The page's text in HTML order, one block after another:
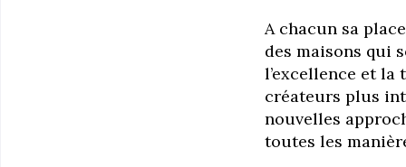
A chacun sa
des maisons qui
l’excellence et la
créateurs plus
nouvelles
toutes les